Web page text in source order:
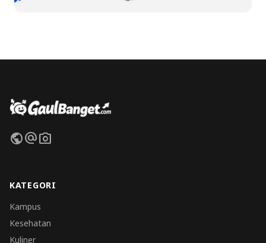
publicalternate_emailphoto_camera
KATEGORI
Kampus
Kesehatan
Kuliner